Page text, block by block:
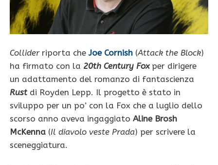
Colliderriporta cheJoe Cornish (Attack the Block)
ha firmato con la 20th Century Foxper dirigere
un adattamento del romanzo di fantascienza
Rust di Royden Lepp. Il progetto è stato in
sviluppo per un po’ con la Fox che a luglio dello
scorso anno aveva ingaggiato Aline Brosh
McKenna (Il diavolo veste Prada) per scrivere la
sceneggiatura.